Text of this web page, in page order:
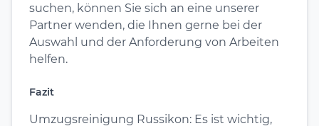
suchen, können Sie sich an eine unserer
Partner wenden, die Ihnen gerne bei der
Auswahl und der Anforderung von Arbeiten
helfen.
Fazit
Umzugsreinigung Russikon: Es ist wichtig,